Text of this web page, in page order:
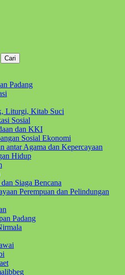
Padang
Liturgi, Kitab Suci
Sosial
dan KKI
Sosial Ekonomi
antar Agama dan Kepercayaan
Hidup
Siaga Bencana
Perempuan dan Pelindungan
Padang